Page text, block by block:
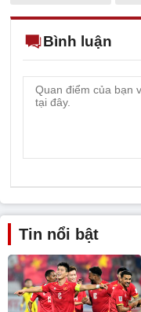
Bình luận
Tin nổi bật